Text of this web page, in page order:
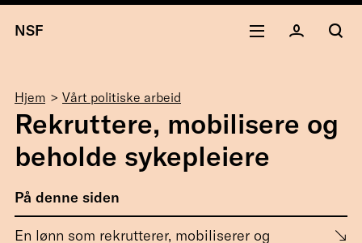
NSF
Navigasjonssti
Hjem Vårt politiske arbeid
Rekruttere, mobilisere og
beholde sykepleiere
På denne siden
En lønn som rekrutterer, mobiliserer og